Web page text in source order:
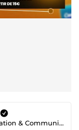
Marketing digital / Content creation & Community management